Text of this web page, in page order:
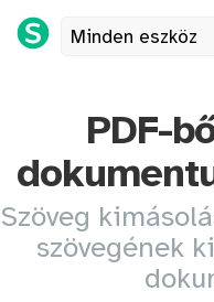
Minden eszköz
PDF-
Szöveg
szövegének